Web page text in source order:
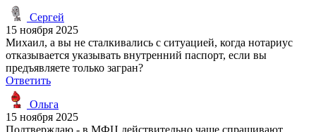
Сергей
15 ноября 2025
Михаил, а вы не сталкивались с ситуацией, когда нотариус
отказывается указывать внутренний паспорт, если вы
предъявляете только загран?
Ответить
Ольга
15 ноября 2025
Подтверждаю - в МФЦ действительно чаще спрашивают